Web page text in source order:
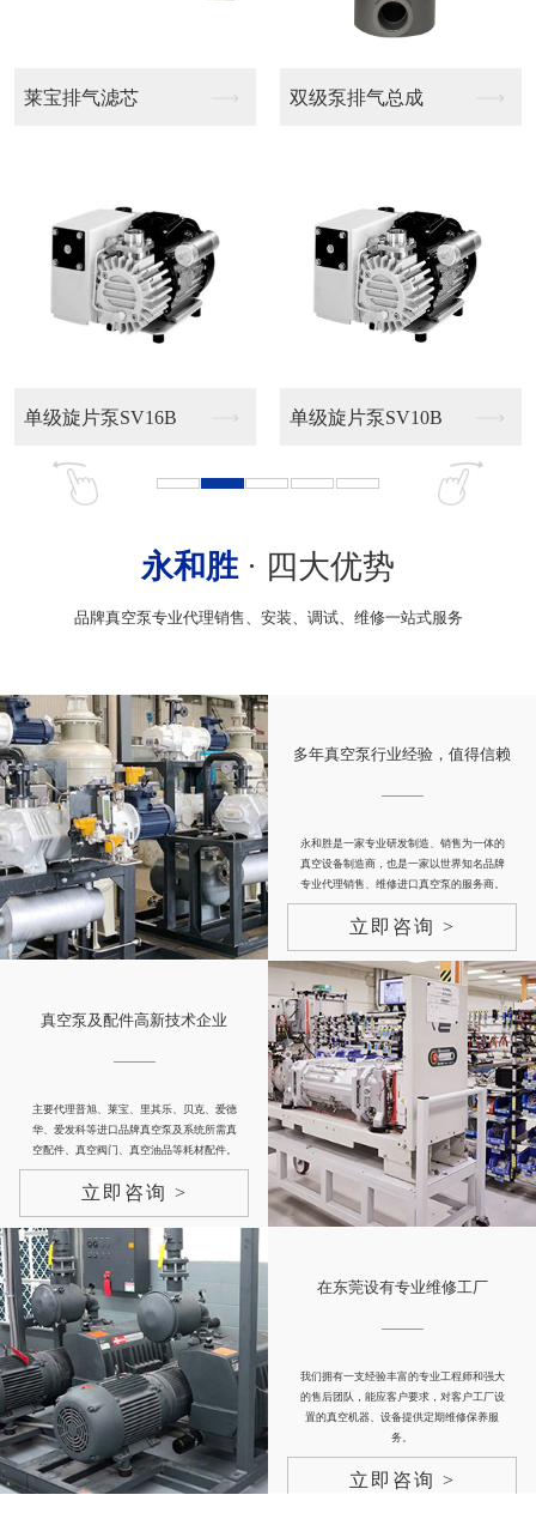
里其乐真空泵V-VC... 里其乐真空泵V-VC...
里其乐真空泵V-VC... 里其乐真空泵V-VC...
永和胜· 四大优势
品牌真空泵专业代理销售、安装、调试、维修一站式服务
多年真空泵行业经验，值得信赖
永和胜是一家专业研发制造、销售为一体的
真空设备制造商，也是一家以世界知名品牌
专业代理销售、维修进口真空泵的服务商。
立即咨询 >
真空泵及配件高新技术企业
主要代理普旭、莱宝、里其乐、贝克、爱德
华、爱发科等进口品牌真空泵及系统所需真
空配件、真空阀门、真空油品等耗材配件。
立即咨询 >
在东莞设有专业维修工厂
我们拥有一支经验丰富的专业工程师和强大
的售后团队，能应客户要求，对客户工厂设
置的真空机器、设备提供定期维修保养服
务。
立即咨询 >